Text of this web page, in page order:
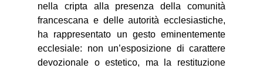
nella cripta alla presenza della comunità
francescana e delle autorità ecclesiastiche,
ha rappresentato un gesto eminentemente
ecclesiale: non un’esposizione di carattere
devozionale o estetico, ma la restituzione